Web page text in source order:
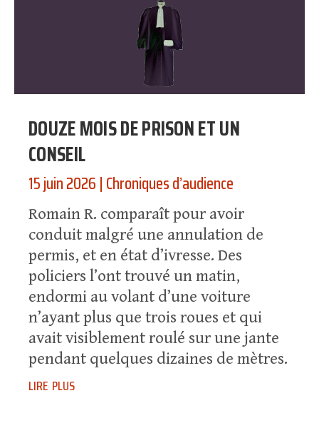
DOUZE MOIS DE PRISON ET UN
CONSEIL
15 juin 2026|Chroniques d’audience
Romain R. comparaît pour avoir
conduit malgré une annulation de
permis, et en état d’ivresse. Des
policiers l’ont trouvé un matin,
endormi au volant d’une voiture
n’ayant plus que trois roues et qui
avait visiblement roulé sur une jante
pendant quelques dizaines de mètres.
lire plus